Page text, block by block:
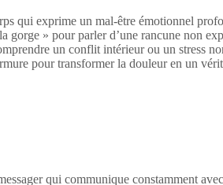
qui exprime un mal-être émotionnel
gorge » pour parler d’une rancune non
un conflit intérieur ou un stress
pour transformer la douleur en un
qui communique constamment